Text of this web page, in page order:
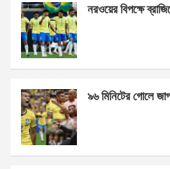
b
o
o
k
n
g
er
s
p
e
নরওয়ের বিপক্ষে
৯৬ মিনিটের গোলে